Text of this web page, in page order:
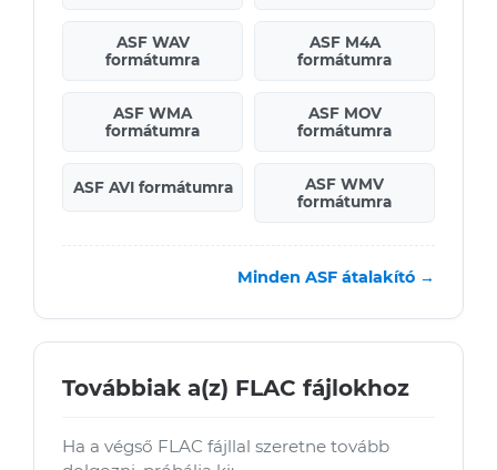
ASF WAV
formátumra
ASF M4A
formátumra
ASF WMA
formátumra
ASF MOV
formátumra
ASF AVI formátumra
ASF WMV
formátumra
Minden ASF átalakító →
Továbbiak a(z) FLAC fájlokhoz
Ha a végső FLAC fájllal szeretne tovább